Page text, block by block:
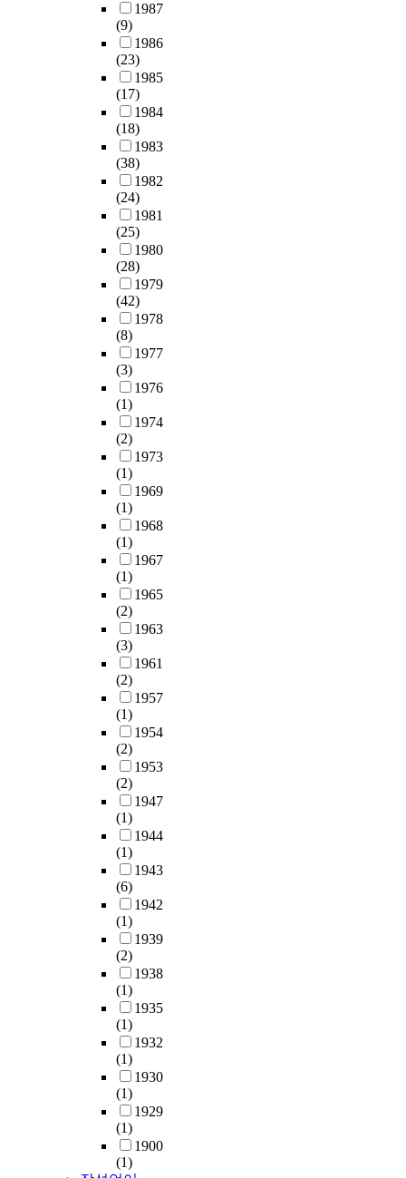
1987
(9)
1986
(23)
1985
(17)
1984
(18)
1983
(38)
1982
(24)
1981
(25)
1980
(28)
1979
(42)
1978
(8)
1977
(3)
1976
(1)
1974
(2)
1973
(1)
1969
(1)
1968
(1)
1967
(1)
1965
(2)
1963
(3)
1961
(2)
1957
(1)
1954
(2)
1953
(2)
1947
(1)
1944
(1)
1943
(6)
1942
(1)
1939
(2)
1938
(1)
1935
(1)
1932
(1)
1930
(1)
1929
(1)
1900
(1)